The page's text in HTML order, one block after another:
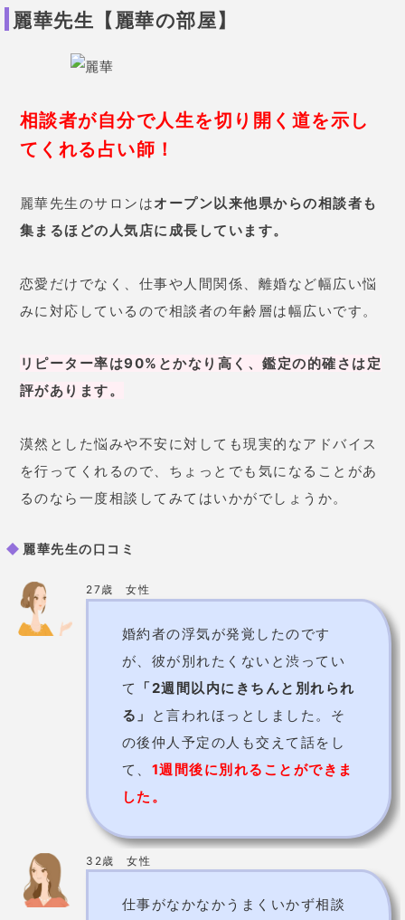
麗華先生【麗華の部屋】
相談者が自分で人生を切り開く道を示し
てくれる占い師 ！
麗華先生のサロンはオープン以来他県からの相談者も
集まるほどの人気店に成長しています。
恋愛だけでなく、仕事や人間関係、離婚など幅広い悩
みに対応しているので相談者の年齢層は幅広いです。
リピーター率は90%とかなり高く、鑑定の的確さは定
評があります。
漠然とした悩みや不安に対しても現実的なアドバイス
を行ってくれるので、ちょっとでも気になることがあ
るのなら一度相談してみてはいかがでしょうか。
麗華先生の口コミ
27歳 女性
婚約者の浮気が発覚したのです
が、彼が別れたくないと渋ってい
て
「2週間以内にきちんと別れられ
る」
と言われほっとしました。そ
の後仲人予定の人も交えて話をし
て、 1週間後に別れることができま
した。
32歳 女性
仕事がなかなかうまくいかず相談